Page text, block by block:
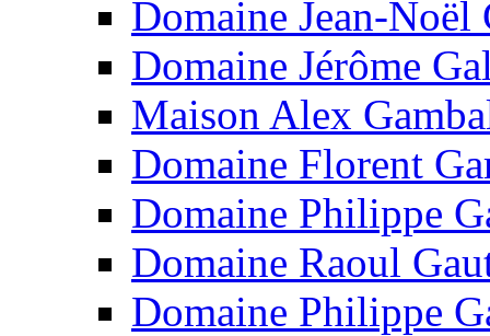
Domaine Jean-Noël
Domaine Jérôme
Maison Alex
Domaine Florent
Domaine Philippe
Domaine Raoul
Domaine Philippe